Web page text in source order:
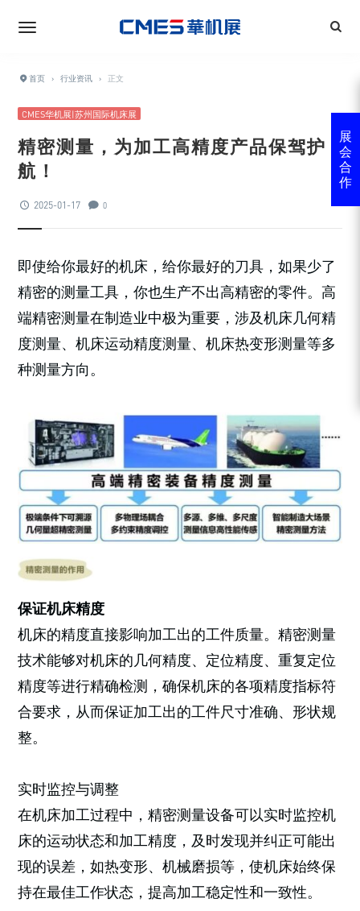
首页 › 行业资讯 › 正文
CMES华机展|苏州国际机床展
精密测量，为加工高精度产品保驾护
航！
2025-01-17 0
即使给你最好的机床，给你最好的刀具，如果少了
精密的测量工具，你也生产不出高精密的零件。高
端精密测量在制造业中极为重要，涉及机床几何精
度测量、机床运动精度测量、机床热变形测量等多
种测量方向。
保证机床精度
机床的精度直接影响加工出的工件质量。精密测量
技术能够对机床的几何精度、定位精度、重复定位
精度等进行精确检测，确保机床的各项精度指标符
合要求，从而保证加工出的工件尺寸准确、形状规
整。
实时监控与调整
在机床加工过程中，精密测量设备可以实时监控机
床的运动状态和加工精度，及时发现并纠正可能出
现的误差，如热变形、机械磨损等，使机床始终保
持在最佳工作状态，提高加工稳定性和一致性。
展
会
合
作